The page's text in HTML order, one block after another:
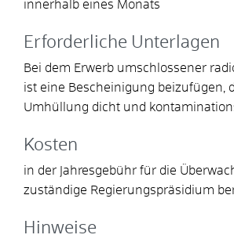
innerhalb eines Monats
Erforderliche Unterlagen
Bei dem Erwerb umschlossener
ist eine Bescheinigung beizufügen,
Umhüllung dicht und
Kosten
in der Jahresgebühr für die
zuständige Regierungspräsidium
Hinweise